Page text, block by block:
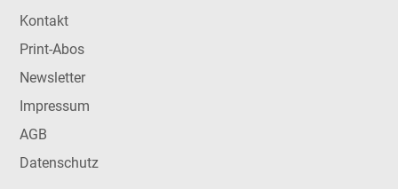
Kontakt
Print-Abos
Newsletter
Impressum
AGB
Datenschutz